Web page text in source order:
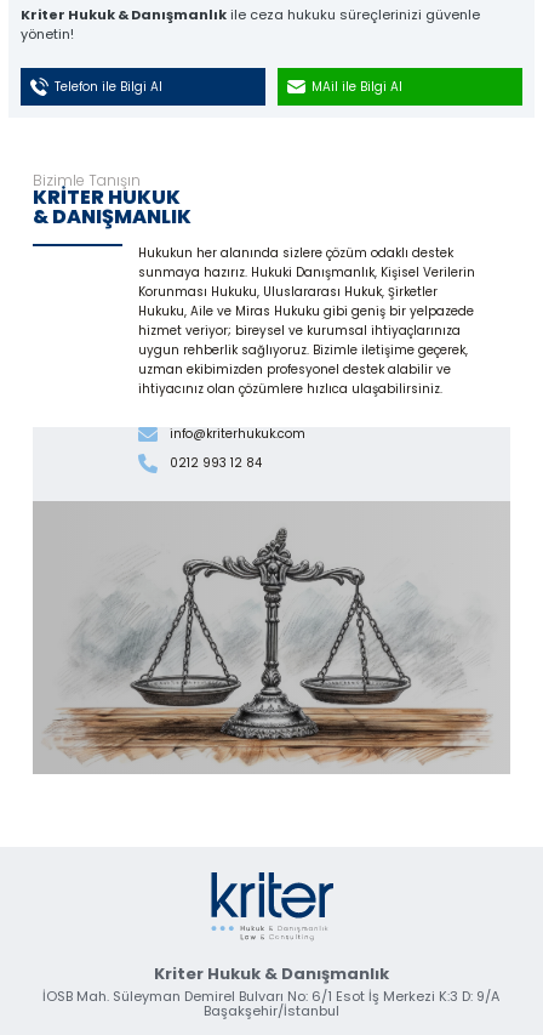
Kriter Hukuk & Danışmanlıkile ceza hukuku süreçlerinizi güvenle
yönetin!
Telefon ile Bilgi Al MAil ile Bilgi Al
Bizimle Tanışın
KRİTER HUKUK
& DANIŞMANLIK
Hukukun her alanında sizlere çözüm odaklı destek
sunmaya hazırız. Hukuki Danışmanlık, Kişisel Verilerin
Korunması Hukuku, Uluslararası Hukuk, Şirketler
Hukuku, Aile ve Miras Hukuku gibi geniş bir yelpazede
hizmet veriyor; bireysel ve kurumsal ihtiyaçlarınıza
uygun rehberlik sağlıyoruz. Bizimle iletişime geçerek,
uzman ekibimizden profesyonel destek alabilir ve
ihtiyacınız olan çözümlere hızlıca ulaşabilirsiniz.
info@kriterhukuk.com
0212 993 12 84
Kriter Hukuk & Danışmanlık
İOSB Mah. Süleyman Demirel Bulvarı No: 6/1 Esot İş Merkezi K:3 D: 9/A
Başakşehir/İstanbul